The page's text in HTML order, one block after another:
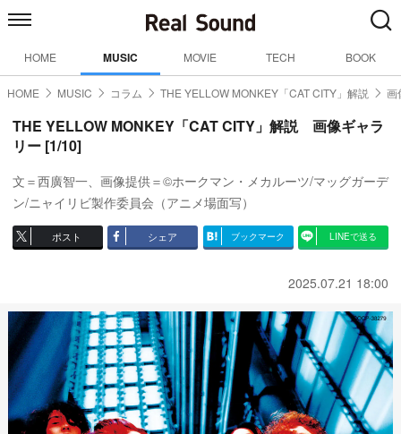
HOME MUSIC MOVIE TECH BOOK
HOME MUSIC コラム THE YELLOW MONKEY「CAT CITY」解説 画
THE YELLOW MONKEY「CAT CITY」解説 画像ギャラ
リー [1/10]
文＝西廣智一、画像提供＝©ホークマン・メカルーツ/マッグガーデ
ン/ニャイリビ製作委員会（アニメ場面写）
ポスト シェア ブックマーク LINEで送る
2025.07.21 18:00